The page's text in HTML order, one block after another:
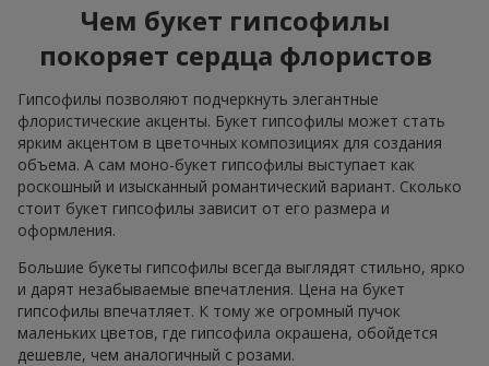
Чем букет гипсофилы
покоряет сердца флористов
Гипсофилы позволяют подчеркнуть элегантные
флористические акценты. Букет гипсофилы может стать
ярким акцентом в цветочных композициях для создания
объема. А сам моно-букет гипсофилы выступает как
роскошный и изысканный романтический вариант. Сколько
стоит букет гипсофилы зависит от его размера и
оформления.
Большие букеты гипсофилы всегда выглядят стильно, ярко
и дарят незабываемые впечатления. Цена на букет
гипсофилы впечатляет. К тому же огромный пучок
маленьких цветов, где гипсофила окрашена, обойдется
дешевле, чем аналогичный с розами.